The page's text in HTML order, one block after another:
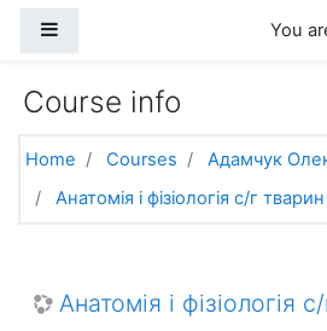
You
Course info
Home Courses
Адамчук
Анатомія і фізіологія с/г тварин
Анатомія і фізіологія